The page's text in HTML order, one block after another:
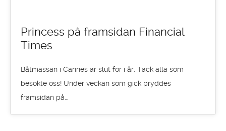
Princess på framsidan Financial
Times
Båtmässan i Cannes är slut för i år. Tack alla som
besökte oss! Under veckan som gick pryddes
framsidan på…